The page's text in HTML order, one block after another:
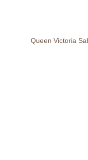
Queen Victoria